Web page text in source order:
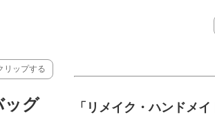
リップする
ッグ
「リメイク・ハンドメ